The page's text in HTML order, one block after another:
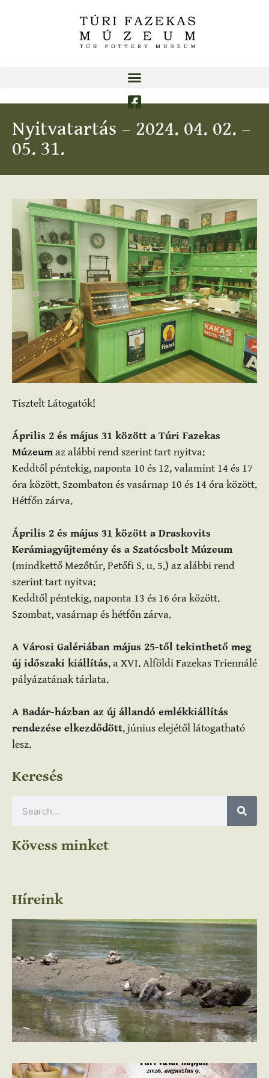
Nyitvatartás – 2024. 04. 02. –
05. 31.
Tisztelt Látogatók!
Április 2 és május 31 között a Túri Fazekas
Múzeumaz alábbi rend szerint tart nyitva:
Keddtől péntekig, naponta 10 és 12, valamint 14 és 17
óra között. Szombaton és vasárnap 10 és 14 óra között.
Hétfőn zárva.
Április 2 és május 31 között a Draskovits
Kerámiagyűjtemény és a Szatócsbolt Múzeum
(mindkettő Mezőtúr, Petőfi S. u. 5.) az alábbi rend
szerint tart nyitva:
Keddtől péntekig, naponta 13 és 16 óra között.
Szombat, vasárnap és hétfőn zárva.
A Városi Galériában május 25-től tekinthető meg
új időszaki kiállítás, a XVI. Alföldi Fazekas Triennálé
pályázatának tárlata.
A Badár-házban az új állandó emlékkiállítás
rendezése elkezdődött, június elejétől látogatható
lesz.
Keresés
Kövess minket
Híreink